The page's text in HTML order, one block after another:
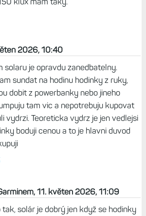
2026, 10:40
solaru je opravdu zanedbatelny.
sundat na hodinu hodinky z ruky,
dobit z powerbanky nebo jineho
tam vic a nepotrebuju kupovat
vydrzi. Teoreticka vydrz je jen vedlejsi
boduji cenou a to je hlavni duvod
11. květen 2026, 11:09
tak, solár je dobrý jen když se hodinky